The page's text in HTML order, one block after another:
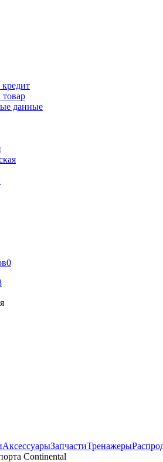
кредит
товар
данные
0
АксессуарыЗапчастиТренажеры
Continental